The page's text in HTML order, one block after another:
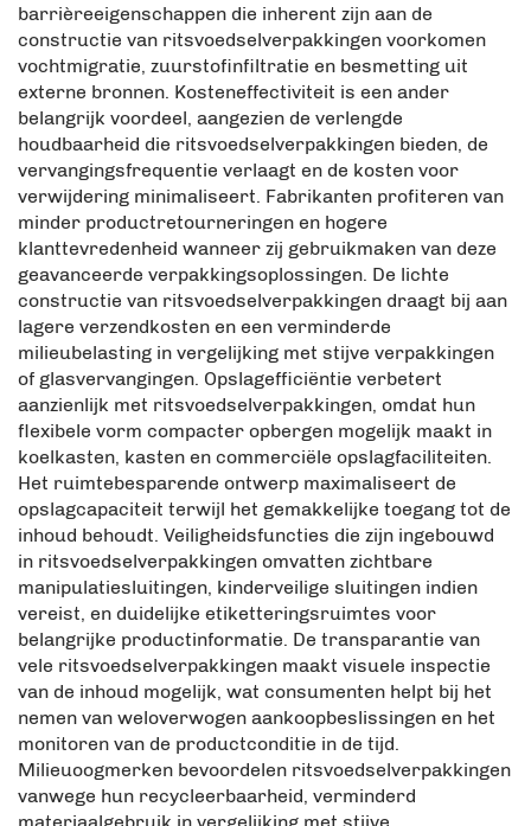
barrièreeigenschappen die inherent zijn aan de
constructie van ritsvoedselverpakkingen voorkomen
vochtmigratie, zuurstofinfiltratie en besmetting uit
externe bronnen. Kosteneffectiviteit is een ander
belangrijk voordeel, aangezien de verlengde
houdbaarheid die ritsvoedselverpakkingen bieden, de
vervangingsfrequentie verlaagt en de kosten voor
verwijdering minimaliseert. Fabrikanten profiteren van
minder productretourneringen en hogere
klanttevredenheid wanneer zij gebruikmaken van deze
geavanceerde verpakkingsoplossingen. De lichte
constructie van ritsvoedselverpakkingen draagt bij aan
lagere verzendkosten en een verminderde
milieubelasting in vergelijking met stijve verpakkingen
of glasvervangingen. Opslagefficiëntie verbetert
aanzienlijk met ritsvoedselverpakkingen, omdat hun
flexibele vorm compacter opbergen mogelijk maakt in
koelkasten, kasten en commerciële opslagfaciliteiten.
Het ruimtebesparende ontwerp maximaliseert de
opslagcapaciteit terwijl het gemakkelijke toegang tot de
inhoud behoudt. Veiligheidsfuncties die zijn ingebouwd
in ritsvoedselverpakkingen omvatten zichtbare
manipulatiesluitingen, kinderveilige sluitingen indien
vereist, en duidelijke etiketteringsruimtes voor
belangrijke productinformatie. De transparantie van
vele ritsvoedselverpakkingen maakt visuele inspectie
van de inhoud mogelijk, wat consumenten helpt bij het
nemen van weloverwogen aankoopbeslissingen en het
monitoren van de productconditie in de tijd.
Milieuoogmerken bevoordelen ritsvoedselverpakkingen
vanwege hun recycleerbaarheid, verminderd
materiaalgebruik in vergelijking met stijve